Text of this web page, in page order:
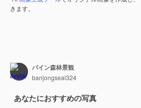
きます。
パイン森林景観
banjongseal324
あなたにおすすめの写真